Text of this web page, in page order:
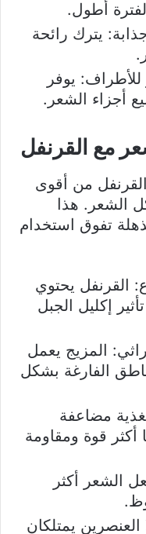
أطول.
يترك رائحة
يوفر
أجزاء الشعر.
مع القرنفل
من أقوى
الشعر. هذا
تفوق استخدام
القرنفل يحتوي
إكليل الجبل
المزيج يعمل
الفارغة بشكل
مضاعفة
أكثر قوة ومقاومة
الشعر أكثر
العنصرين يمتلكان